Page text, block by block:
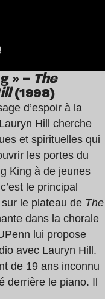
» – The
(1998)
d’espoir à la
Hill cherche
et spirituelles qui
les portes du
King à de jeunes
le principal
le plateau de The
dans la chorale
lui propose
avec Lauryn Hill.
de 19 ans inconnu
derrière le piano. Il